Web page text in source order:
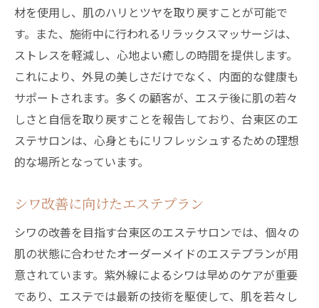
材を使用し、肌のハリとツヤを取り戻すことが可能で
す。また、施術中に行われるリラックスマッサージは、
ストレスを軽減し、心地よい癒しの時間を提供します。
これにより、外見の美しさだけでなく、内面的な健康も
サポートされます。多くの顧客が、エステ後に肌の若々
しさと自信を取り戻すことを報告しており、台東区のエ
ステサロンは、心身ともにリフレッシュするための理想
的な場所となっています。
シワ改善に向けたエステプラン
シワの改善を目指す台東区のエステサロンでは、個々の
肌の状態に合わせたオーダーメイドのエステプランが用
意されています。紫外線によるシワは早めのケアが重要
であり、エステでは最新の技術を駆使して、肌を若々し